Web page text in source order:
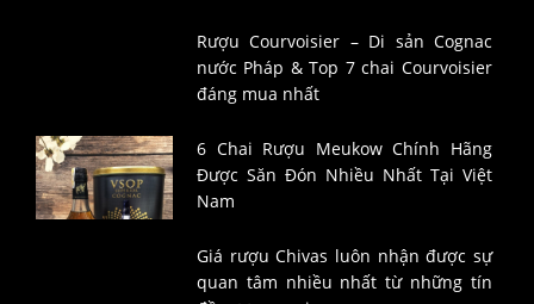
Rượu Courvoisier – Di sản Cognac
nước Pháp & Top 7 chai Courvoisier
đáng mua nhất
6 Chai Rượu Meukow Chính Hãng
Được Săn Đón Nhiều Nhất Tại Việt
Nam
Giá rượu Chivas luôn nhận được sự
quan tâm nhiều nhất từ những tín